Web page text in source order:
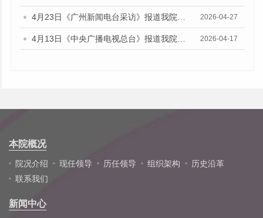
2026-04-27
2026-04-17
本院概况
院况介绍 现任领导 历任领导 组织架构
历史沿革
联系我们
新闻中心